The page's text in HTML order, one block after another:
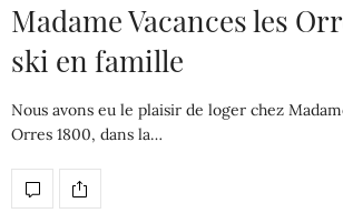
Madame Vacances les
ski en famille
Nous avons eu le plaisir de loger chez
Orres 1800, dans la…